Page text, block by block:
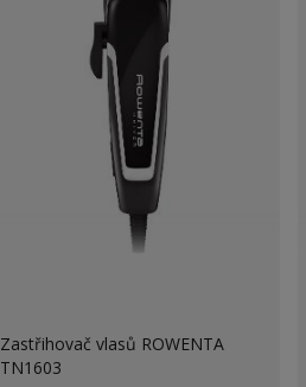
Zastřihovač vlasů ROWENTA
TN1603